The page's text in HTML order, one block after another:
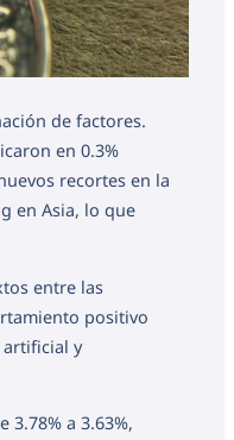
de factores.
en 0.3%
recortes en la
en Asia, lo que
entre las
positivo
artificial y
a 3.63%,